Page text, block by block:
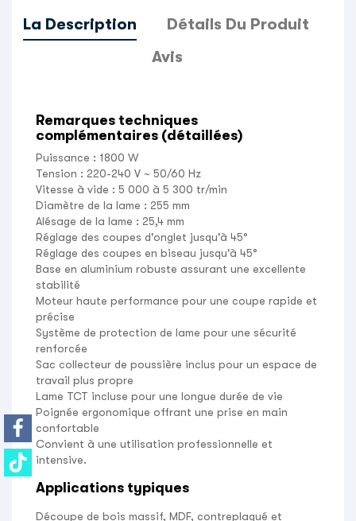
La Description
Détails Du Produit
Avis
Remarques techniques
complémentaires (détaillées)
Puissance : 1800 W
Tension : 220-240 V ~ 50/60 Hz
Vitesse à vide : 5 000 à 5 300 tr/min
Diamètre de la lame : 255 mm
Alésage de la lame : 25,4 mm
Réglage des coupes d'onglet jusqu'à 45°
Réglage des coupes en biseau jusqu'à 45°
Base en aluminium robuste assurant une excellente
stabilité
Moteur haute performance pour une coupe rapide et
précise
Système de protection de lame pour une sécurité
renforcée
Sac collecteur de poussière inclus pour un espace de
travail plus propre
Lame TCT incluse pour une longue durée de vie
Poignée ergonomique offrant une prise en main
confortable
Convient à une utilisation professionnelle et
intensive.
Applications typiques
Découpe de bois massif, MDF, contreplaqué et